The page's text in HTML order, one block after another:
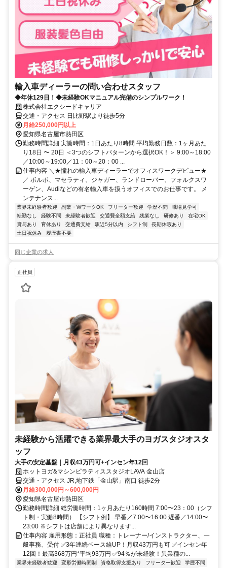
輸入車ディーラーの問い合わせスタッフ
◆年休129日！◆未経験OKマニュアル完備のシンプルワーク！
株式会社エクシードキャリア
交通・アクセス 日比野駅より徒歩5分
月給250,000円以上
愛知県名古屋市熱田区
勤務時間詳細 実働時間：1日あたり8時間 平均勤務日数：1ヶ月あた
り18日 〜 20日 ＜3つのシフトパターンから選択OK！＞ 9:00～18:00
／10:00～19:00／11：00～20：00 ...
仕事内容 ＼★憧れの輸入車ディーラーでオフィスワークデビュー★
／ ボルボ、マセラティ、ジャガー、ランドローバー、フォルクスワ
ーゲン、Audiなどの有名輸入車を扱うオフィスでのお仕事です。 メ
ンテナンス...
業界未経験者歓迎 副業・WワークOK フリーター歓迎 学歴不問
職場見学可
転勤なし
経験不問 未経験者歓迎 交通費全額支給 残業なし 研修あり
在宅OK
賞与あり
育休あり 交通費支給 駅近5分以内 シフト制
長期休暇あり
土日祝休み
履歴書不要
同じ企業の求人
正社員
未経験から活躍できる業界最大手のヨガスタジオスタ
ッフ
大手の安定基盤｜月収43万円可+インセン年12回
ホットヨガ&マシンピラティススタジオLAVA 金山店
交通・アクセス JR,地下鉄「金山駅」南口 徒歩2分
月給300,000円～600,000円
愛知県名古屋市熱田区
勤務時間詳細 総労働時間：1ヶ月あたり160時間 7:00〜23：00（シフ
ト制・実働8時間） 【シフト例】 早番／7:00〜16:00 遅番／14:00〜
23:00 ※シフトは店舗により異なります...
仕事内容 雇用形態：正社員 職種：トレーナー/インストラクター、一
般事務、受付 ✅3年連続ベース給UP！月収43万円も可 ✅インセン年
12回！最高368万円*平均93万円 ✅94％が未経験！異業種の...
業界未経験者歓迎 変形労働時間制 資格取得支援あり フリーター歓迎
学歴不問